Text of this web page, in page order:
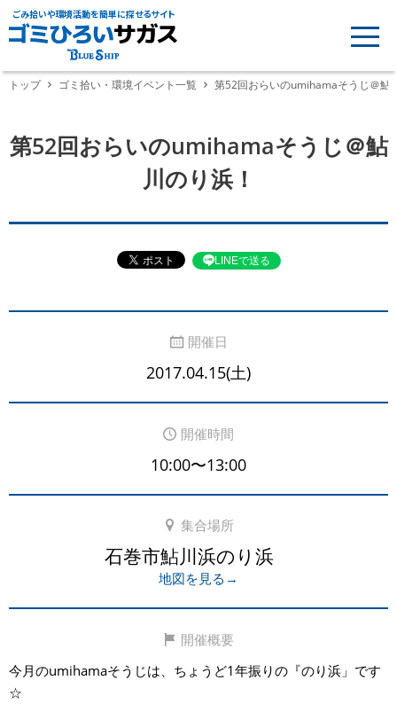
ごみ拾いや環境活動を簡単に探せるサイト
トップ ゴミ拾い・環境イベント一覧 第52回おらいのumihamaそうじ＠鮎
第52回おらいのumihamaそうじ＠鮎
川のり浜！
LINEで送る
開催日
2017.04.15(土)
開催時間
10:00〜13:00
集合場所
石巻市鮎川浜のり浜
地図を見る→
開催概要
今月のumihamaそうじは、ちょうど1年振りの『のり浜」です
☆